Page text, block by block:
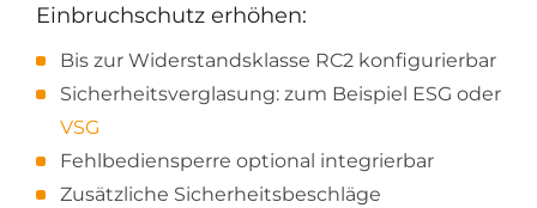
Einbruchschutz erhöhen:
Bis zur Widerstandsklasse RC2 konfigurierbar
Sicherheitsverglasung: zum Beispiel ESG oder
VSG
Fehlbediensperre optional integrierbar
Zusätzliche Sicherheitsbeschläge